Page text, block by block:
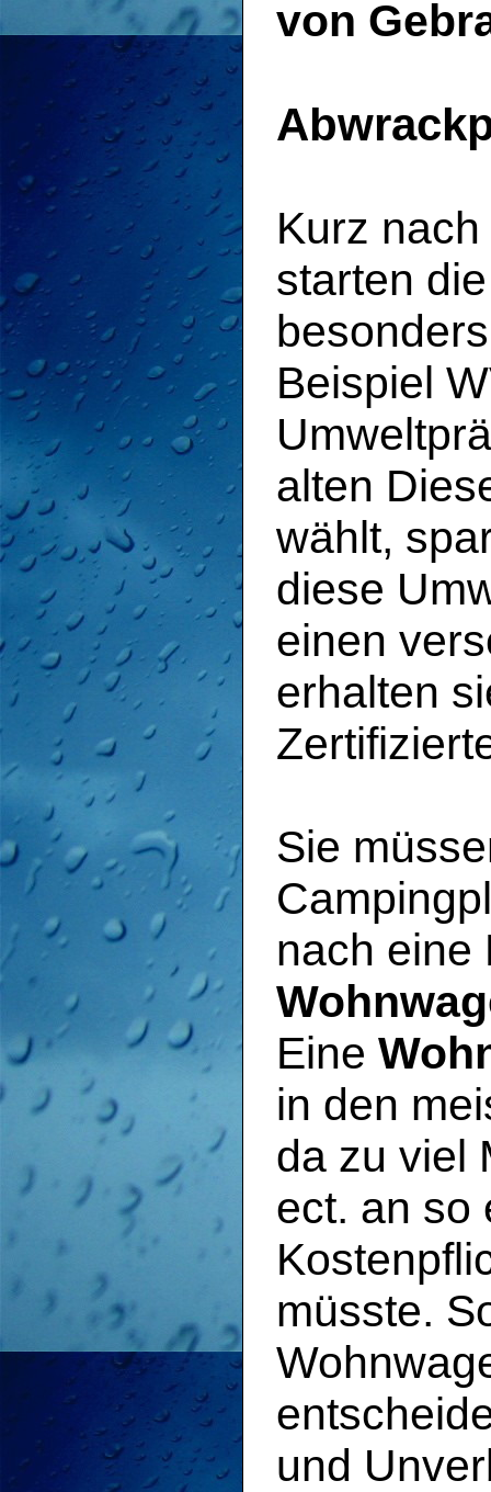
von
Kurz
starten
Beispiel
alten
wählt,
diese
einen
erhalten
Sie
nach eine
Eine
in den
da zu viel
ect. an so
müsste.
und